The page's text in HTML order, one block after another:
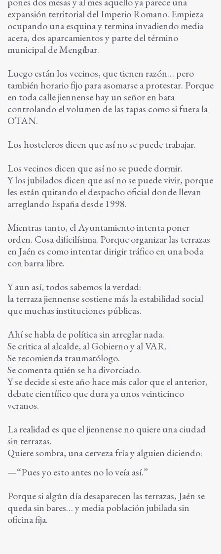
expansión territorial del Imperio Romano. Empieza
ocupando una esquina y termina invadiendo media
acera, dos aparcamientos y parte del término
municipal de Mengíbar.
Luego están los vecinos, que tienen razón… pero
también horario fijo para asomarse a protestar. Porque
en toda calle jiennense hay un señor en bata
controlando el volumen de las tapas como si fuera la
OTAN.
Los hosteleros dicen que así no se puede trabajar.
Los vecinos dicen que así no se puede dormir.
Y los jubilados dicen que así no se puede vivir, porque
les están quitando el despacho oficial donde llevan
arreglando España desde 1998.
Mientras tanto, el Ayuntamiento intenta poner
orden. Cosa dificilísima. Porque organizar las terrazas
en Jaén es como intentar dirigir tráfico en una boda
con barra libre.
Y aun así, todos sabemos la verdad:
la terraza jiennense sostiene más la estabilidad social
que muchas instituciones públicas.
Ahí se habla de política sin arreglar nada.
Se critica al alcalde, al Gobierno y al VAR.
Se recomienda traumatólogo.
Se comenta quién se ha divorciado.
Y se decide si este año hace más calor que el anterior,
debate científico que dura ya unos veinticinco
veranos.
La realidad es que el jiennense no quiere una ciudad
sin terrazas.
Quiere sombra, una cerveza fría y alguien diciendo:
—“Pues yo esto antes no lo veía así.”
Porque si algún día desaparecen las terrazas, Jaén se
queda sin bares… y media población jubilada sin
oficina fija.